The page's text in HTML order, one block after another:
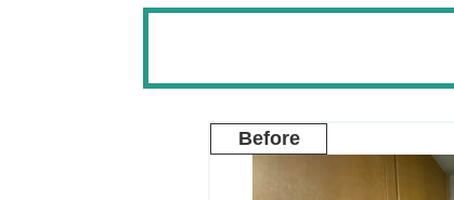
Before